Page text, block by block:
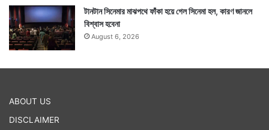
টানটান সিনেমার মাঝপথে ফাঁকা হয়ে গেল সিনেমা হল, কারণ জানলে
বিশ্বাস হবেনা
August 6, 2026
ABOUT US
DISCLAIMER